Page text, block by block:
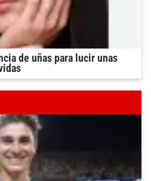
de uñas para lucir unas